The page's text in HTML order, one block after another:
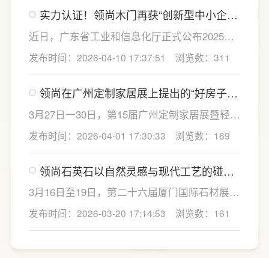
次参展，依托出众的产品实力与前沿的美学设
计，吸引众多行业同仁及海外客商驻足展位观
摩交流、深度洽谈。
实力认证！领尚木门再获“创新型中小企
业”与“专精特新中小企业”双重认定
近日，广东省工业和信息化厅正式公布2025年
创新型中小企业和专精特新中小企业名单，广
东联塑日利门业有限公司（以下简称：领尚木
门）凭借卓越的创新能力和专业化水平，再度
获得“创新型中小企业”与“专精特新中小企业”认
定。
发布时间：2026-04-10 17:37:51 浏览数：311
领尚在广州定制家居展上提出的“好房子”
新范式，值得一看！
3月27日一30日，第15届广州定制家居展暨轻高
定展上，联塑集团旗下家居品牌LESS0领尚带
着“定制+好房子”主题，携门墙柜一体化整家方
案与联合门易打造的“经纬·叠影”主题衣帽间惊
艳亮相。从设计理念到产品细节，从智能收纳
到环保材质，领尚用一场沉浸式体验，重新定
义了轻高定时代的人居标准。
发布时间：2026-04-01 17:30:33 浏览数：169
领尚石英石以自然灵感与现代工艺的碰
撞，惊艳亮相厦门国际石材展！
3月16日至19日，第二十六届厦门国际石材展在
厦门国际会展中心圆满落下帷幕。这场汇聚全
球行业目光的盛典，集结了来自40个国家和地
区的2000余家展商，围绕石材产业的新趋势与
新格局展开深度交流。
发布时间：2026-03-20 17:14:53 浏览数：161